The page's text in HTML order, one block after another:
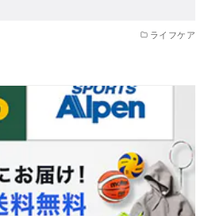
ライフケア